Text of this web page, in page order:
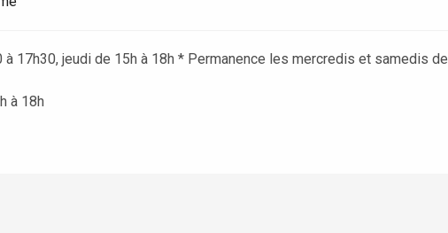
17h30, jeudi de 15h à 18h * Permanence les mercredis et samedis de
à 18h